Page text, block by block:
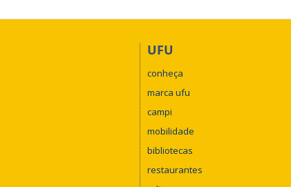
UFU
conheça
marca ufu
campi
mobilidade
bibliotecas
restaurantes